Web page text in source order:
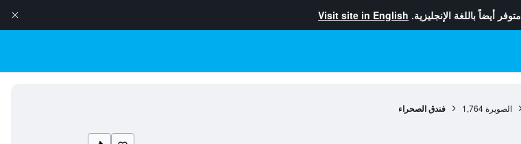
متوفر أيضاً باللغة الإنجليزية. Visit site in English
الصويرة 1,764 فندق الصحراء